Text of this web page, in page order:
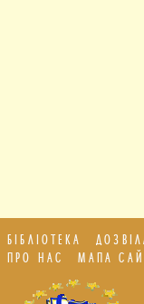
БІБЛІОТЕКА
ПРО НАС
МАПА